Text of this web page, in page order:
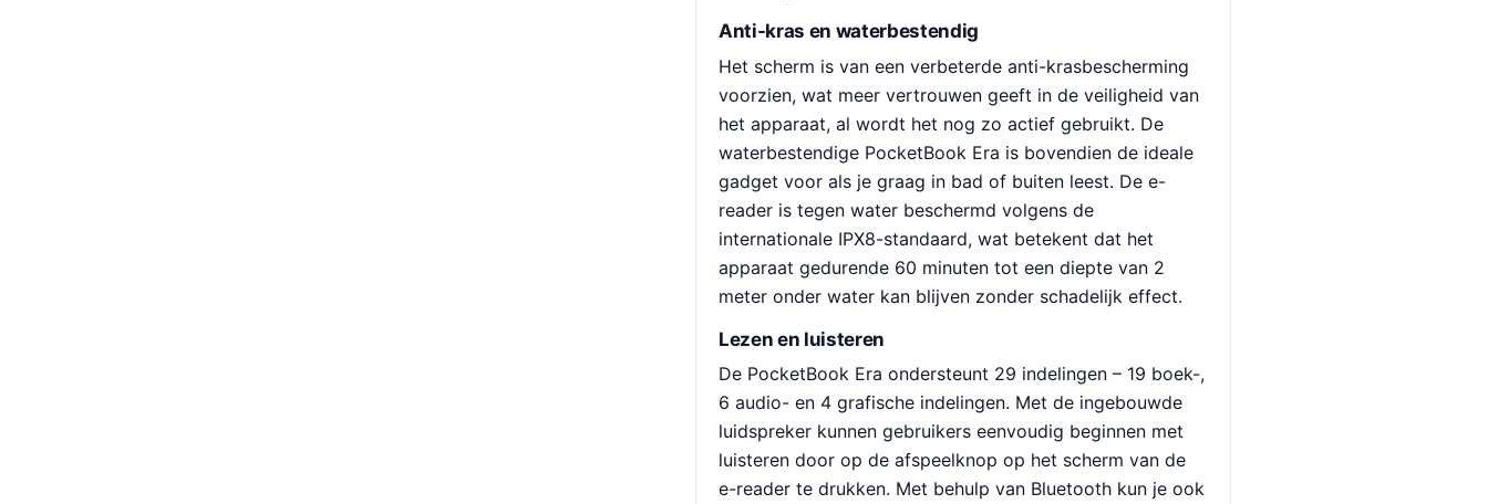
Anti-kras en waterbestendig
Het scherm is van een verbeterde anti-krasbescherming
voorzien, wat meer vertrouwen geeft in de veiligheid van
het apparaat, al wordt het nog zo actief gebruikt. De
waterbestendige PocketBook Era is bovendien de ideale
gadget voor als je graag in bad of buiten leest. De e-
reader is tegen water beschermd volgens de
internationale IPX8-standaard, wat betekent dat het
apparaat gedurende 60 minuten tot een diepte van 2
meter onder water kan blijven zonder schadelijk effect.
Lezen en luisteren
De PocketBook Era ondersteunt 29 indelingen – 19 boek-,
6 audio- en 4 grafische indelingen. Met de ingebouwde
luidspreker kunnen gebruikers eenvoudig beginnen met
luisteren door op de afspeelknop op het scherm van de
e-reader te drukken. Met behulp van Bluetooth kun je ook